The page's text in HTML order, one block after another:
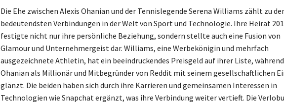
Die Ehe zwischen Alexis Ohanian und der Tennislegende Serena Williams zählt zu
bedeutendsten Verbindungen in der Welt von Sport und Technologie. Ihre Heirat
festigte nicht nur ihre persönliche Beziehung, sondern stellte auch eine Fusion von
Glamour und Unternehmergeist dar. Williams, eine Werbekönigin und mehrfach
ausgezeichnete Athletin, hat ein beeindruckendes Preisgeld auf ihrer Liste, während
Ohanian als Millionär und Mitbegründer von Reddit mit seinem gesellschaftlichen
glänzt. Die beiden haben sich durch ihre Karrieren und gemeinsamen Interessen in
Technologien wie Snapchat ergänzt, was ihre Verbindung weiter vertieft. Die